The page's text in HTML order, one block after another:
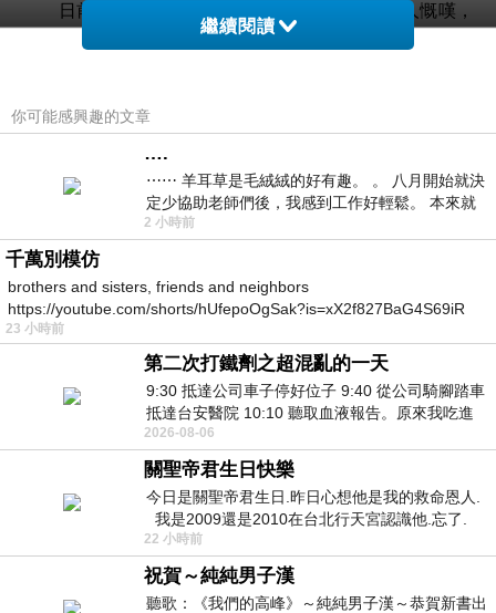
日前與文友相聚，當中一位已屬名家級的友人慨嘆，
網誌的吸引力已大不如前，以前他一篇文章的點閱率以千
況。對於我這等寫極文章都沒有捧場客的死肥佬而言，友
稍冷，一兩百的點閱率卻仍對得起觀眾，反正有“長尾理
論”支持，就那樣放着，不知哪天會行情走俏呢！
我大概十年前開始在網上張貼些發表過的詩文，藉此
與朋友交流寫作和生活，充滿青春朝氣。可是朝氣卻難以
掩飾心底那股粘粘稠稠的頽唐，像Chet Baker的歌聲一
樣，一定要從你的喉嚨裡爬出來似的。幸好後來時興寫
blog，碰巧我轉換工作環境，於是一發不可收拾，從二零
零六年開始瘋狂書寫，事無鉅細，公事私事，都在網誌上
公開，一兩日就發表一篇，至二零零九年的四年間，一共
發表了六百多篇博文，頽唐粘連着七情六慾都傾瀉出來。
那段日子確實相當迷惘，面對社會的丕變，工作的不
繼續閱讀
你可能感興趣的文章
….
⋯⋯ 羊耳草是毛絨絨的好有趣。 。 八月開始就決
定少協助老師們後，我感到工作好輕鬆。 本來就
不是我的工作啊。 真
2 小時前
千萬別模仿
brothers and sisters, friends and neighbors
https://youtube.com/shorts/hUfepoOgSak?is=xX2f827BaG4S69iR
https
23 小時前
第二次打鐵劑之超混亂的一天
9:30 抵達公司車子停好位子 9:40 從公司騎腳踏車
抵達台安醫院 10:10 聽取血液報告。原來我吃進
去的 B12 彌可保並非沒有吸收而是超
2026-08-06
關聖帝君生日快樂
今日是關聖帝君生日.昨日心想他是我的救命恩人.
我是2009還是2010在台北行天宮認識他.忘了.
一個奇摩交友的網友學
22 小時前
祝賀～純純男子漢
聽歌：《我們的高峰》～純純男子漢～恭賀新書出